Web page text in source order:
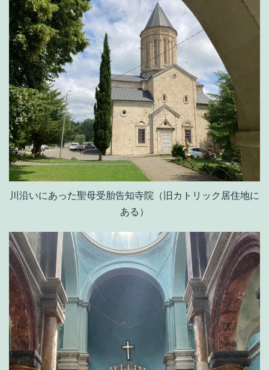
川沿いにあった聖母受胎告知寺院（旧カトリック居住地に
ある）